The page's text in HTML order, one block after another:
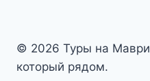
© 2026 Туры на
который рядом.